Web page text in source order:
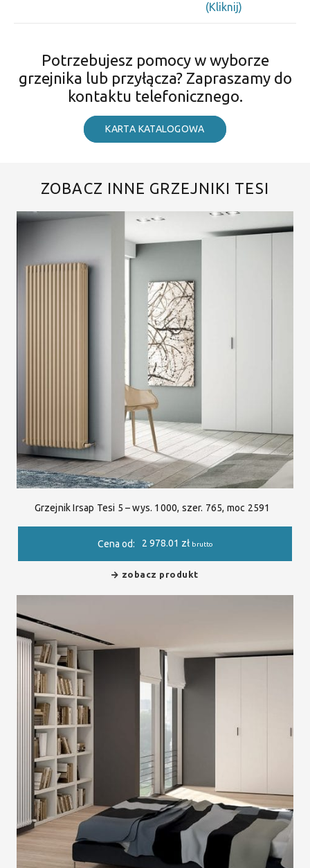
(Kliknij)
Potrzebujesz pomocy w wyborze
grzejnika lub przyłącza? Zapraszamy do
kontaktu telefonicznego.
KARTA KATALOGOWA
ZOBACZ INNE GRZEJNIKI TESI
Grzejnik Irsap Tesi 5 – wys. 1000, szer. 765, moc 2591
Cena od: 2 978.01 zł brutto
zobacz produkt